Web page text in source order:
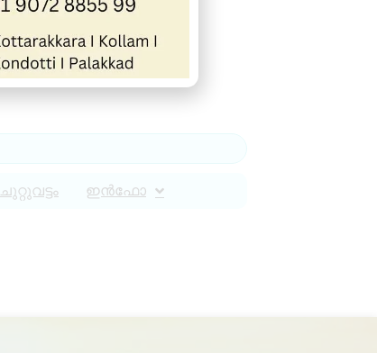
ചുറ്റുവട്ടം ഇൻഫോ